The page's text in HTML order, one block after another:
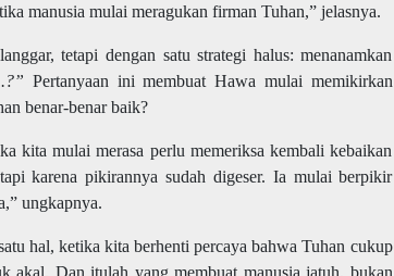
manusia mulai meragukan firman Tuhan,” jelasnya.
tetapi dengan satu strategi halus: menanamkan
Pertanyaan ini membuat Hawa mulai memikirkan
benar-benar baik?
kita mulai merasa perlu memeriksa kembali kebaikan
karena pikirannya sudah digeser. Ia mulai berpikir
ungkapnya.
hal,ketika kita berhenti percaya bahwa Tuhan cukup
akal. Dan itulah yang membuat manusia jatuh, bukan